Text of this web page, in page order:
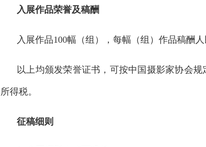
入展作品荣誉及稿酬
入展作品100幅（组），每幅（组）作品稿酬人
以上均颁发荣誉证书，可按中国摄影家协会
所得税。
征稿细则